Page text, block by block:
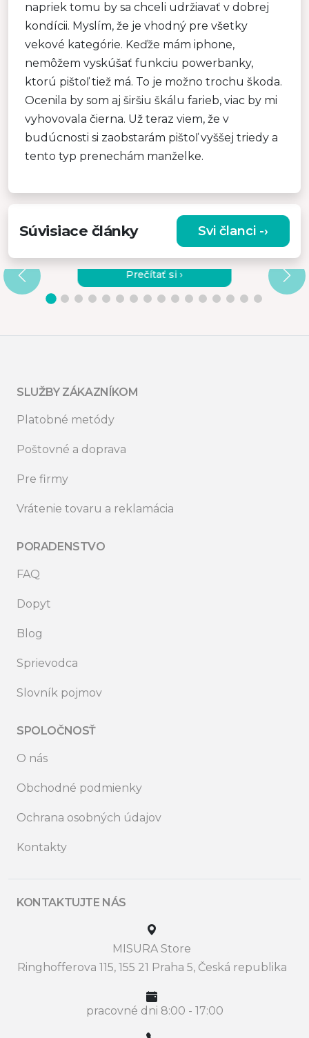
napriek tomu by sa chceli udržiavať v dobrej
kondícii. Myslím, že je vhodný pre všetky
vekové kategórie. Keďže mám iphone,
nemôžem vyskúšať funkciu powerbanky,
ktorú pištoľ tiež má. To je možno trochu škoda.
Ocenila by som aj širšiu škálu farieb, viac by mi
vyhovovala čierna. Už teraz viem, že v
budúcnosti si zaobstarám pištoľ vyššej triedy a
tento typ prenechám manželke.
Súvisiace články Svi članci -›
PREČO SI VYBRAŤ KVALITNÝ
VIBRAČNÝ MASÁŽNY PRÍSTROJ?
Prečítať si ›
SLUŽBY ZÁKAZNÍKOM
Platobné metódy
Poštovné a doprava
Pre firmy
Vrátenie tovaru a reklamácia
PORADENSTVO
FAQ
Dopyt
Blog
Sprievodca
Slovník pojmov
SPOLOČNOSŤ
O nás
Obchodné podmienky
Ochrana osobných údajov
Kontakty
KONTAKTUJTE NÁS
MISURA Store
Ringhofferova 115, 155 21 Praha 5, Česká republika
pracovné dni 8:00 - 17:00